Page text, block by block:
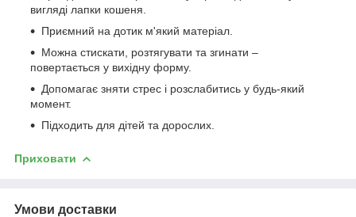
вигляді лапки кошеня.
Приємний на дотик м'який матеріал.
Можна стискати, розтягувати та згинати –
повертається у вихідну форму.
Допомагає зняти стрес і розслабитись у будь-який
момент.
Підходить для дітей та дорослих.
Приховати
Умови доставки